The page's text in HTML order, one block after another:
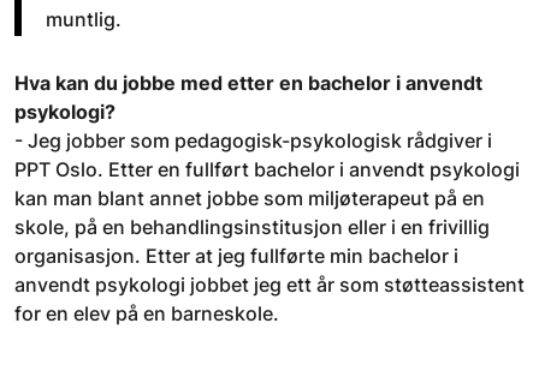
muntlig.
Hva kan du jobbe med etter en bachelor i anvendt
psykologi?
- Jeg jobber som pedagogisk-psykologisk rådgiver i
PPT Oslo. Etter en fullført bachelor i anvendt psykologi
kan man blant annet jobbe som miljøterapeut på en
skole, på en behandlingsinstitusjon eller i en frivillig
organisasjon. Etter at jeg fullførte min bachelor i
anvendt psykologi jobbet jeg ett år som støtteassistent
for en elev på en barneskole.